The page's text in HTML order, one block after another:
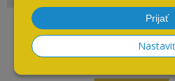
Prijať
Nastaviť
Súvisiace